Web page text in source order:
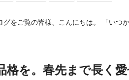
をご覧の皆様、こんにちは。 「いつ
格を。春先まで長く